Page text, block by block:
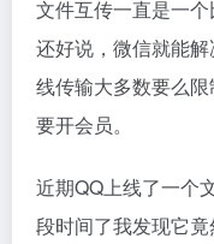
文件互传一直是一
还好说，微信就能
线传输大多数要么
要开会员。
近期QQ上线了一个
段时间了我发现它